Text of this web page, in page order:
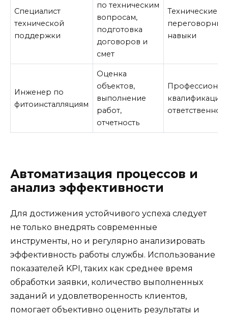
Специалист
технической
поддержки
по техническим
вопросам,
подготовка
договоров и
смет
Технические
переговорные
навыки
Инженер по
фитоинсталляциям
Оценка
объектов,
выполнение
работ,
отчетность
квалификация,
Автоматизация процессов и
анализ эффективности
Для достижения устойчивого успеха следует
не только внедрять современные
инструменты, но и регулярно анализировать
эффективность работы службы. Использование
показателей KPI, таких как среднее время
обработки заявки, количество выполненных
заданий и удовлетворенность клиентов,
помогает объективно оценить результаты и